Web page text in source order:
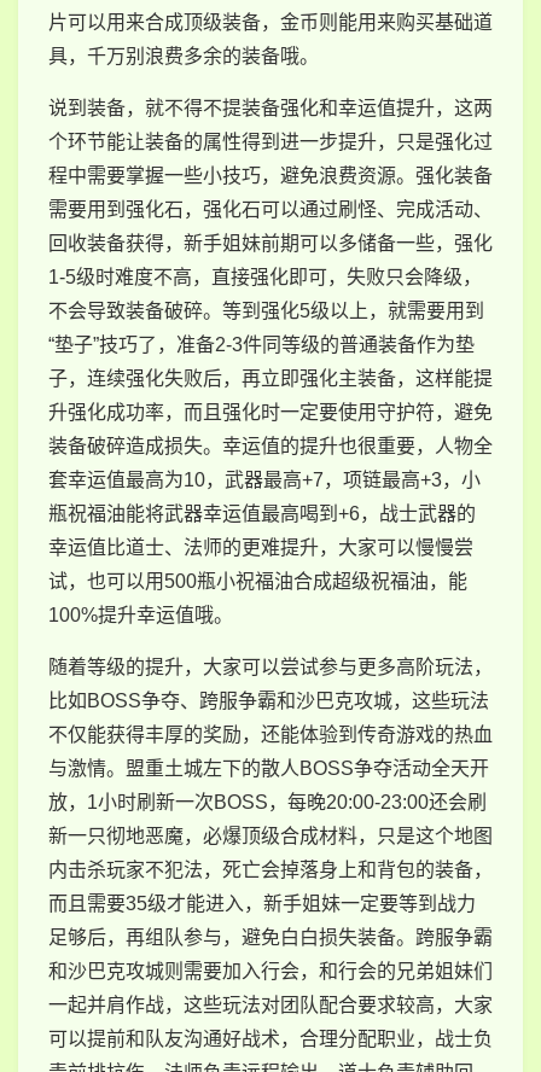
片可以用来合成顶级装备，金币则能用来购买基础道
具，千万别浪费多余的装备哦。
说到装备，就不得不提装备强化和幸运值提升，这两
个环节能让装备的属性得到进一步提升，只是强化过
程中需要掌握一些小技巧，避免浪费资源。强化装备
需要用到强化石，强化石可以通过刷怪、完成活动、
回收装备获得，新手姐妹前期可以多储备一些，强化
1-5级时难度不高，直接强化即可，失败只会降级，
不会导致装备破碎。等到强化5级以上，就需要用到
“垫子”技巧了，准备2-3件同等级的普通装备作为垫
子，连续强化失败后，再立即强化主装备，这样能提
升强化成功率，而且强化时一定要使用守护符，避免
装备破碎造成损失。幸运值的提升也很重要，人物全
套幸运值最高为10，武器最高+7，项链最高+3，小
瓶祝福油能将武器幸运值最高喝到+6，战士武器的
幸运值比道士、法师的更难提升，大家可以慢慢尝
试，也可以用500瓶小祝福油合成超级祝福油，能
100%提升幸运值哦。
随着等级的提升，大家可以尝试参与更多高阶玩法，
比如BOSS争夺、跨服争霸和沙巴克攻城，这些玩法
不仅能获得丰厚的奖励，还能体验到传奇游戏的热血
与激情。盟重土城左下的散人BOSS争夺活动全天开
放，1小时刷新一次BOSS，每晚20:00-23:00还会刷
新一只彻地恶魔，必爆顶级合成材料，只是这个地图
内击杀玩家不犯法，死亡会掉落身上和背包的装备，
而且需要35级才能进入，新手姐妹一定要等到战力
足够后，再组队参与，避免白白损失装备。跨服争霸
和沙巴克攻城则需要加入行会，和行会的兄弟姐妹们
一起并肩作战，这些玩法对团队配合要求较高，大家
可以提前和队友沟通好战术，合理分配职业，战士负